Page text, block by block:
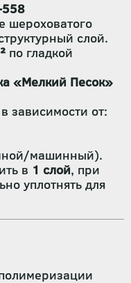
шероховатого
слой.
по гладкой
«Мелкий Песок»
в зависимости от:
машинный).
в 1 слой, при
уплотнять для